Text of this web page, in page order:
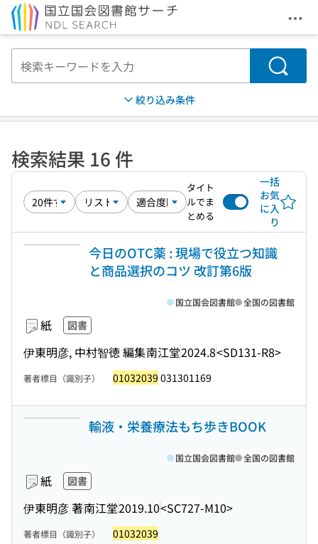
メ
検索
絞り込み条件
検索結果 16 件
タイト
ルでま
とめる
一括
お気
に入
り
今日のOTC薬 : 現場で役立つ知識
と商品選択のコツ 改訂第6版
紙 図書
伊東明彦, 中村智徳 編集南江堂2024.8<SD131-R8>
国立国会図書館 全国の図書館
著者標目（識別子） 01032039 031301169
輸液・栄養療法もち歩きBOOK
紙 図書
伊東明彦 著南江堂2019.10<SC727-M10>
国立国会図書館 全国の図書館
著者標目（識別子） 01032039